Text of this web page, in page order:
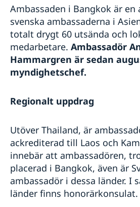
Ambassaden i Bangkok är en
svenska ambassaderna i
totalt drygt 60 utsända och
medarbetare. Ambassadör
Hammargren är sedan
myndighetschef.
Regionalt uppdrag
Utöver Thailand, är
ackrediterad till Laos och
innebär att ambassadören,
placerad i Bangkok, även är
ambassadör i dessa länder. I
länder finns honorärkonsulat.